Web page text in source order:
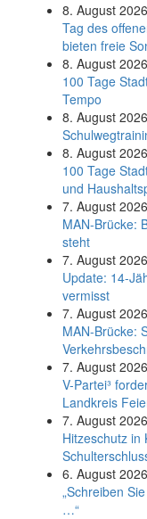
8. August 2026
Tag des
bieten freie
8. August 2026
100 Tage
Tempo
8. August 2026
8. August 2026
100 Tage
und
7. August 2026
MAN-Brücke:
steht
7. August 2026
Update: 14-
vermisst
7. August 2026
MAN-Brücke:
7. August 2026
V-Partei­³
Land­kreis
7. August 2026
Hitzeschutz in
6. August 2026
„Schreiben
…“